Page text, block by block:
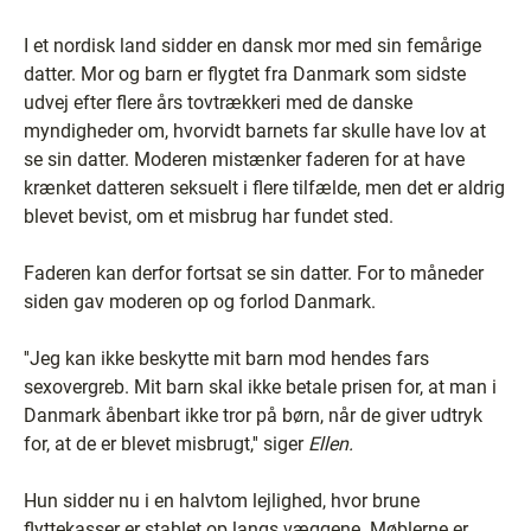
I et nordisk land sidder en dansk mor med sin femårige
datter. Mor og barn er flygtet fra Danmark som sidste
udvej efter flere års tovtrækkeri med de danske
myndigheder om, hvorvidt barnets far skulle have lov at
se sin datter. Moderen mistænker faderen for at have
krænket datteren seksuelt i flere tilfælde, men det er aldrig
blevet bevist, om et misbrug har fundet sted.
Faderen kan derfor fortsat se sin datter. For to måneder
siden gav moderen op og forlod Danmark.
''Jeg kan ikke beskytte mit barn mod hendes fars
sexovergreb. Mit barn skal ikke betale prisen for, at man i
Danmark åbenbart ikke tror på børn, når de giver udtryk
for, at de er blevet misbrugt,'' siger Ellen.
Hun sidder nu i en halvtom lejlighed, hvor brune